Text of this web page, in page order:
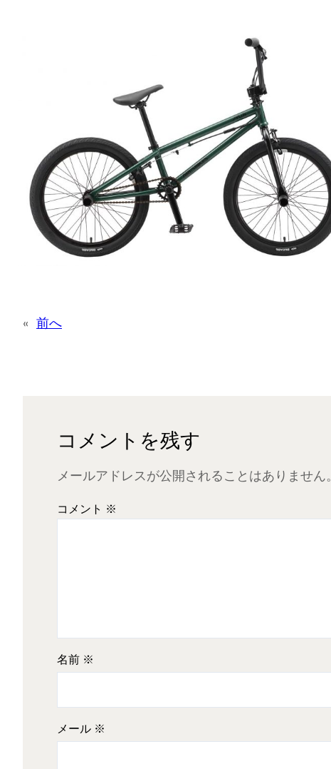
« 前へ
コメントを残す
メールアドレスが公開されることはありません。
コメント ※
名前 ※
メール ※